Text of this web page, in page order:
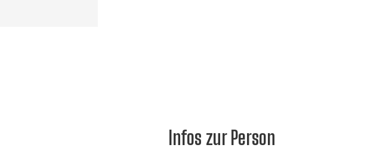
Infos zur Person